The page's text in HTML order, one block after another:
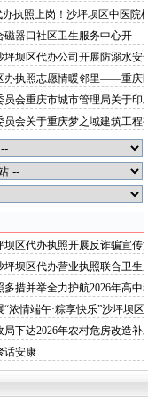
执照上岗！沙坪坝区中医院机
器口社区卫生服务中心开
坝区办执照活动
坝区代办公司开展防溺水安全
办执照志愿情暖邻里——重庆医
口街道金蓉社区开展社会实践
会重庆市城市管理局关于印发
沙坪坝区代办分公司通知
会关于重庆梦之域建筑工程有
质证书换领的沙坪坝区办执照
区代办执照开展反诈骗宣传活
坝区代办营业执照联合卫生服
体检活动
措并举全力护航2026年高中考
浓情端午·粽享快乐”沙坪坝区
下达2026年农村危房改造补助
话安康